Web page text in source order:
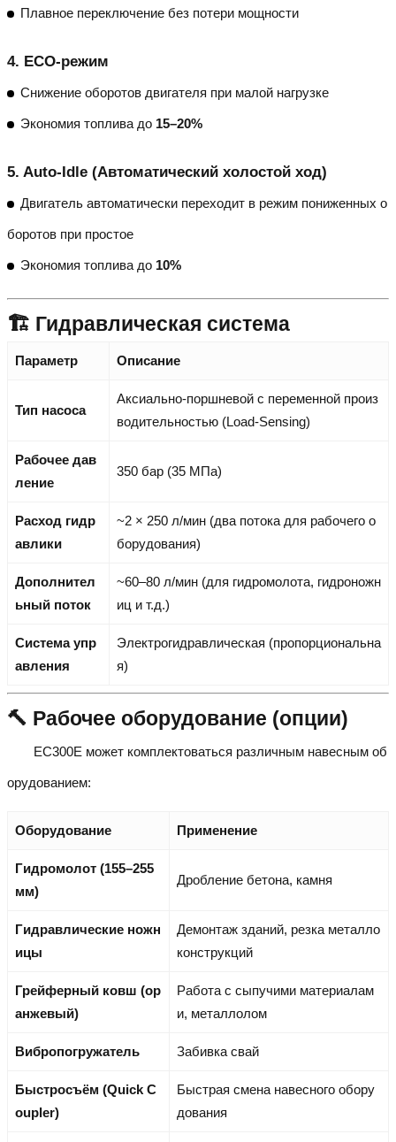
Плавное переключение без потери мощности
4. ECO-режим
Снижение оборотов двигателя при малой нагрузке
Экономия топлива до 15–20%
5. Auto-Idle (Автоматический холостой ход)
Двигатель автоматически переходит в режим пониженных о
боротов при простое
Экономия топлива до 10%
🏗️ Гидравлическая система
Параметр Описание
Тип насоса
Аксиально-поршневой с переменной произ
водительностью (Load-Sensing)
Рабочее дав
ление
350 бар (35 МПа)
Расход гидр
авлики
~2 × 250 л/мин (два потока для рабочего о
борудования)
Дополнител
ьный поток
~60–80 л/мин (для гидромолота, гидроножн
иц и т.д.)
Система упр
авления
Электрогидравлическая (пропорциональна
я)
🔨 Рабочее оборудование (опции)
EC300E может комплектоваться различным навесным об
орудованием:
Оборудование Применение
Гидромолот (155–255
мм)
Дробление бетона, камня
Гидравлические ножн
ицы
Демонтаж зданий, резка металло
конструкций
Грейферный ковш (ор
анжевый)
Работа с сыпучими материалам
и, металлолом
Вибропогружатель Забивка свай
Быстросъём (Quick C
oupler)
Быстрая смена навесного обору
дования